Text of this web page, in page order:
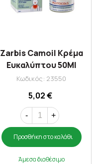
Zarbis Camoil Κρέμα
Ευκαλύπτου 50Ml
Κωδικός: 23550
5,02 €
- +
Προσθήκη στο καλάθι
Άμεσα διαθέσιμο